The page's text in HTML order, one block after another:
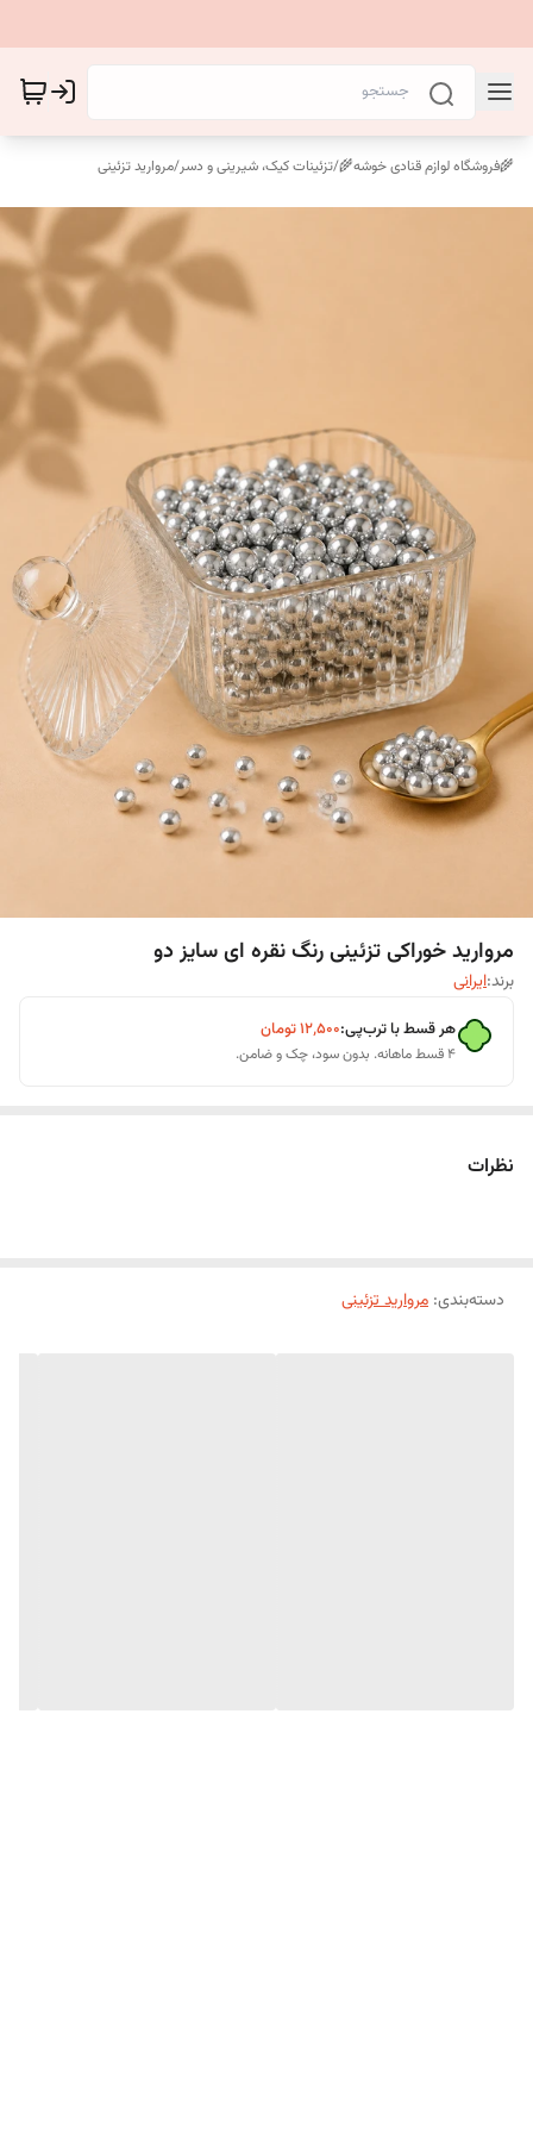
🌾فروشگاه لوازم قنادی خوشه🌾/تزئینات کیک، شیرینی و دسر/مروارید تزئینی
مروارید خوراکی تزئینی رنگ نقره ای سایز دو
برند:ایرانی
هر قسط با ترب‌پی:۱۲٬۵۰۰تومان
۴ قسط ماهانه. بدون سود، چک و ضامن.
نظرات
دسته‌بندی: مروارید تزئینی